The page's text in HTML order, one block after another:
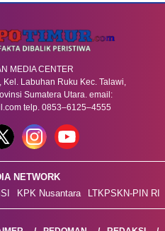
MEDIA CENTER
Kel. Labuhan Ruku Kec. Talawi,
Sumatera Utara. email:
telp. 0853–6125–4555
NETWORK
KPK Nusantara LTKPSKN-PIN RI